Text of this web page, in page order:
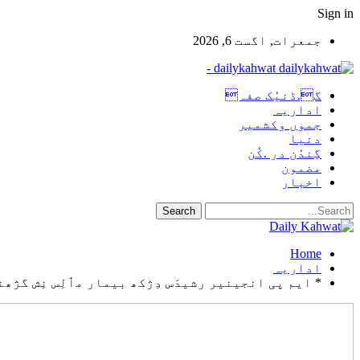
Sign in
جمعرات, اگست 6, 2026
dailykahwat -
گ.ڈنیُک صفہ
اداریہ
جموں وکشمیر
دنیا
گِندُن در .کُن
مضمون
اخبار
Home
اداریہ
* ایم پی انجینیر رشیدَس دِژکھ بیمار مٲلِس نِش گژھنہٕ باپتھ 1